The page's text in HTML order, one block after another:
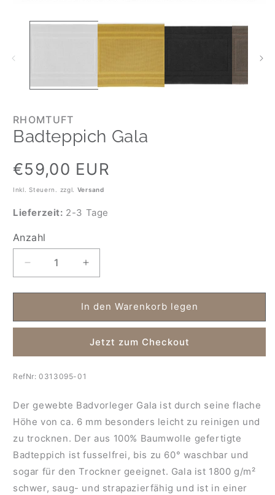
RHOMTUFT
Badteppich Gala
Normaler
Preis
€59,00 EUR
Inkl. Steuern. zzgl. Versand
Lieferzeit: 2-3 Tage
Anzahl
Anzahl
Verringere
die
Menge
Badteppich
Erhöhe
die
Menge
für
Badteppich
In den Warenkorb legen
Jetzt zum Checkout
RefNr:0313095-01
Der gewebte Badvorleger Gala ist durch seine flache
Höhe von ca. 6 mm besonders leicht zu reinigen und
zu trocknen. Der aus 100% Baumwolle gefertigte
Badteppich ist fusselfrei, bis zu 60° waschbar und
sogar für den Trockner geeignet. Gala ist 1800 g/m²
schwer, saug- und strapazierfähig und ist in einer